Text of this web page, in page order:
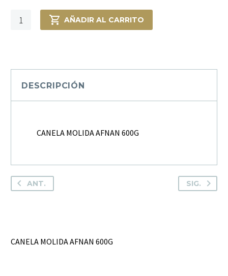
CANELA
AÑADIR AL CARRITO
DESCRIPCIÓN
CANELA MOLIDA AFNAN 600G
ANT. SIG.
CANELA MOLIDA AFNAN 600G